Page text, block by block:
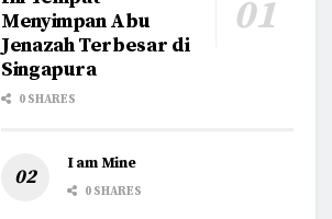
Menyimpan Abu
Jenazah Terbesar di
Singapura
0 SHARES
I am Mine
0 SHARES